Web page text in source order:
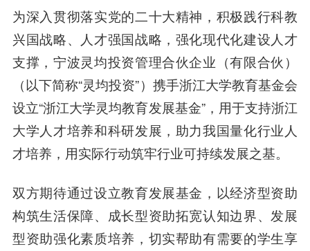
为深入贯彻落实党的二十大精神，积极践行科教
兴国战略、人才强国战略，强化现代化建设人才
支撑，宁波灵均投资管理合伙企业（有限合伙）
（以下简称“灵均投资”）携手浙江大学教育基金会
设立“浙江大学灵均教育发展基金”，用于支持浙江
大学人才培养和科研发展，助力我国量化行业人
才培养，用实际行动筑牢行业可持续发展之基。
双方期待通过设立教育发展基金，以经济型资助
构筑生活保障、成长型资助拓宽认知边界、发展
型资助强化素质培养，切实帮助有需要的学生享